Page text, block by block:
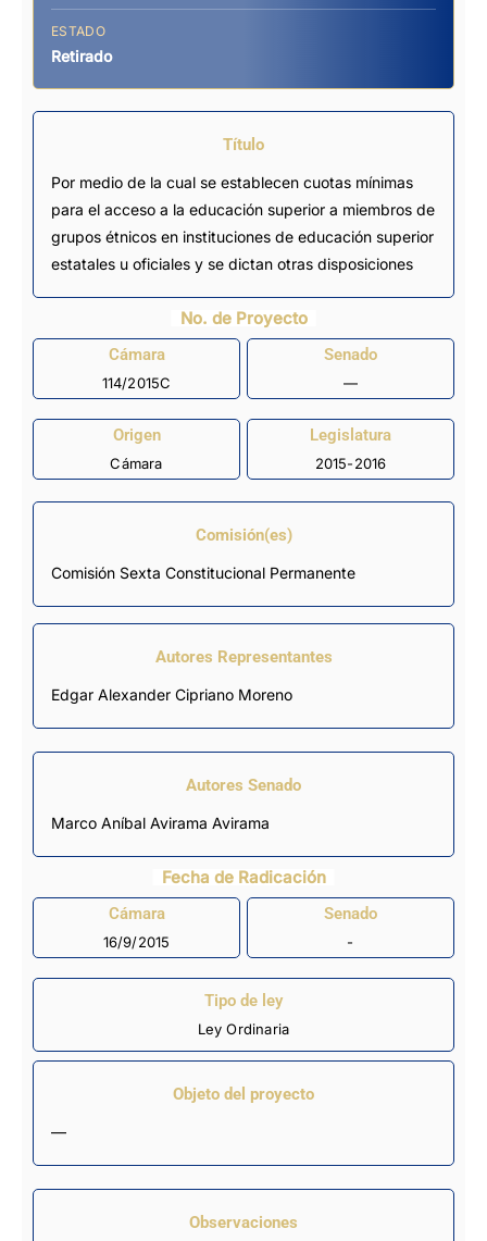
ESTADO
Retirado
Título
Por medio de la cual se establecen cuotas mínimas
para el acceso a la educación superior a miembros de
grupos étnicos en instituciones de educación superior
estatales u oficiales y se dictan otras disposiciones
No. de Proyecto
Cámara
114/2015C
Senado
—
Origen
Cámara
Legislatura
2015-2016
Comisión(es)
Comisión Sexta Constitucional Permanente
Autores Representantes
Edgar Alexander Cipriano Moreno
Autores Senado
Marco Aníbal Avirama Avirama
Fecha de Radicación
Cámara
16/9/2015
Senado
-
Tipo de ley
Ley Ordinaria
Objeto del proyecto
—
Observaciones